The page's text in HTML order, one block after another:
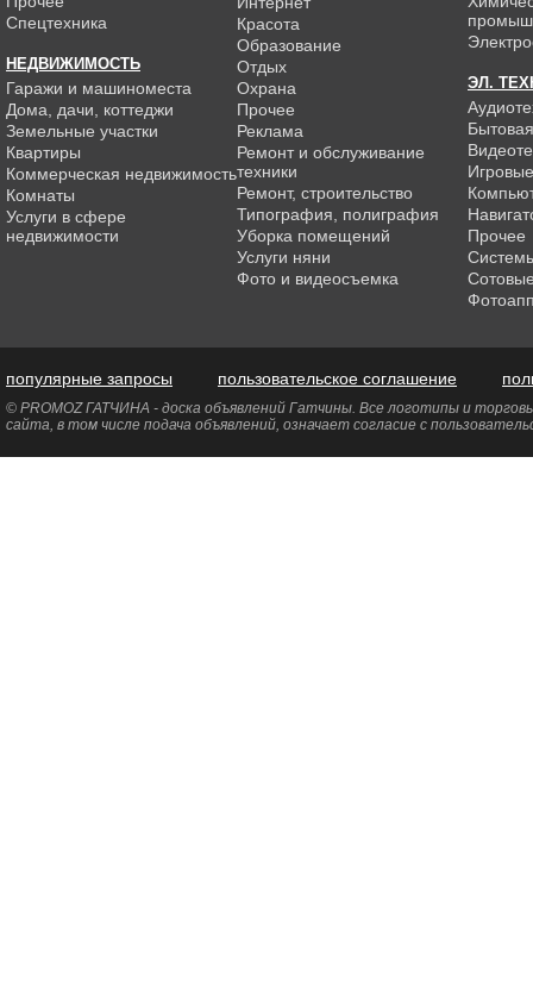
Спецтехника
НЕДВИЖИМОСТЬ
Гаражи и машиноместа
Дома, дачи, коттеджи
Земельные участки
Квартиры
Коммерческая недвижимость
Комнаты
Услуги в сфере
недвижимости
Красота
Образование
Отдых
Охрана
Прочее
Реклама
Ремонт и обслуживание
техники
Ремонт, строительство
Типография, полиграфия
Уборка помещений
Услуги няни
Фото и видеосъемка
ЭЛ.
Прочее
популярные запросы пользовательское соглашение
© PROMOZ ГАТЧИНА - доска объявлений Гатчины. Все логотипы и
сайта, в том числе подача объявлений, означает согласие с